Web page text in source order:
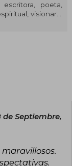
poeta,
visionaria
que ha
de su alma. Su
de Septiembre,